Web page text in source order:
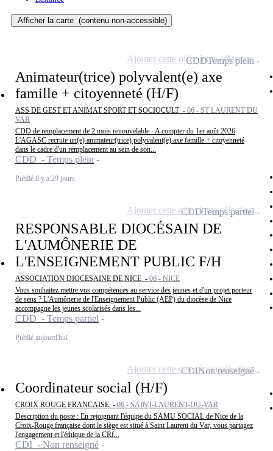
Afficher la carte (contenu non-accessible)
Animateur(trice) polyvalent(e) axe
famille + citoyenneté (H/F)
ASS DE GEST ET ANIMAT SPORT ET SOCIOCULT - 06 - ST LAURENT DU
VAR
CDD de remplacement de 2 mois renouvelable - A compter du 1er août 2026
L'AGASC recrute un(e) animateur(trice) polyvalent(e) axe famille + citoyenneté
dans le cadre d'un remplacement au sein de son...
CDD - Temps plein
Publié il y a 29 jours
CDDTemps plein
Ajouter cette offre à ma sélection
RESPONSABLE DIOCÉSAIN DE
L'AUMÔNERIE DE
L'ENSEIGNEMENT PUBLIC F/H
ASSOCIATION DIOCESAINE DE NICE - 06 - NICE
Vous souhaitez mettre vos compétences au service des jeunes et d'un projet porteur
de sens ? L'Aumônerie de l'Enseignement Public (AEP) du diocèse de Nice
accompagne les jeunes scolarisés dans les...
CDD - Temps partiel
Publié aujourd'hui
CDDTemps partiel
Ajouter cette offre à ma sélection
Coordinateur social (H/F)
CROIX ROUGE FRANCAISE - 06 - SAINT-LAURENT-DU-VAR
Description du poste : En rejoignant l'équipe du SAMU SOCIAL de Nice de la
Croix-Rouge française dont le siège est situé à Saint Laurent du Var, vous partagez
l'engagement et l'éthique de la CRf...
CDI - Non renseigné
CDINon renseigné
Ajouter cette offre à ma sélection